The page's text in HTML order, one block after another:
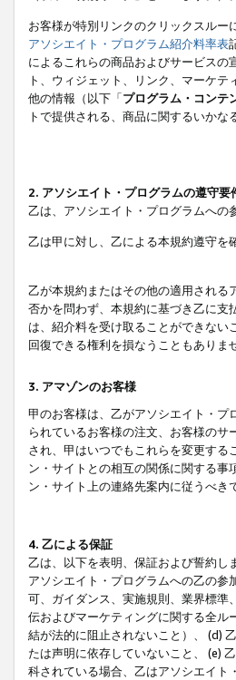
お客様が特別リンクのクリックスル
アソシエイト・プログラム紹介料率表
によるこれらの商品およびサービス
ト、ウィジェット、リンク、マーケ
他の情報（以下「プログラム・コンテ
トで提供される、商品に関するいか
2. アソシエイト・プログラムの遵守要
乙は、アソシエイト・プログラムへの
乙は甲に対し、乙による本規約遵守を
乙が本規約またはその他の適用される
否かを問わず、本規約に基づき乙に支
は、紹介料を受け取ることができな
回復できる権利を損なうこともありま
3. アマゾンのお客様
甲のお客様は、乙がアソシエイト・プ
られているお客様の注文、お客様の
され、甲はいつでもこれらを変更す
ン・サイトとの相互の関係に関する
ン・サイト上の連絡先案内に従うべき
4. 乙による保証
乙は、以下を表明、保証および誓約し
アソシエイト・プログラムへの乙の
可、ガイダンス、実施規則、業界標準
伝およびマーケティングに関する全ル
結が法的に阻止されないこと）、 (d)
たは声明に依存していないこと、 (e)
科されている場合、乙はアソシエイト